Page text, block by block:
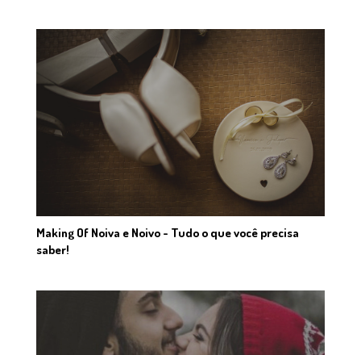
Making Of Noiva e Noivo - Tudo o que você precisa
saber!